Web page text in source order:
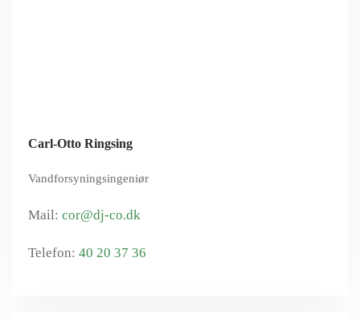
Carl-Otto Ringsing
Vandforsyningsingeniør
cor@dj-co.dk
40 20 37 36